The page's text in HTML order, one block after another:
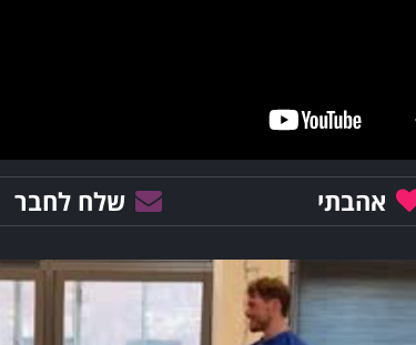
אהבתי שלח לחבר